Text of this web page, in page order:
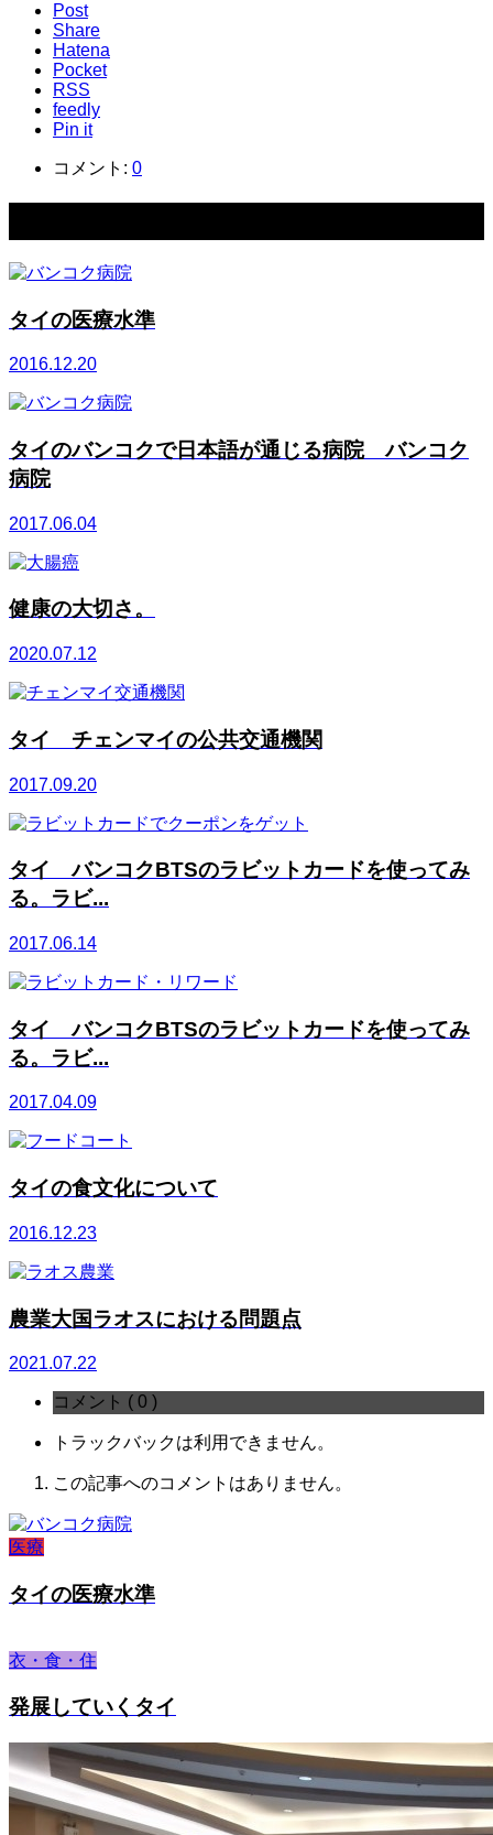
Post
Share
Hatena
Pocket
RSS
feedly
Pin it
コメント: 0
タイの医療水準
2016.12.20
タイのバンコクで日本語が通じる病院 バンコク
病院
2017.06.04
健康の大切さ。
2020.07.12
タイ チェンマイの公共交通機関
2017.09.20
タイ バンコクBTSのラビットカードを使ってみ
る。ラビ...
2017.06.14
タイ バンコクBTSのラビットカードを使ってみ
る。ラビ...
2017.04.09
タイの食文化について
2016.12.23
農業大国ラオスにおける問題点
2021.07.22
コメント ( 0 )
トラックバックは利用できません。
この記事へのコメントはありません。
医療
タイの医療水準
衣・食・住
発展していくタイ